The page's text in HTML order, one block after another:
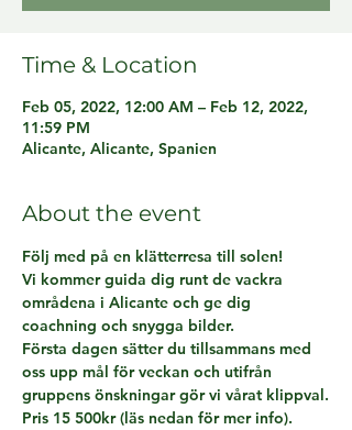
Time & Location
Feb 05, 2022, 12:00 AM – Feb 12, 2022,
11:59 PM
Alicante, Alicante, Spanien
About the event
Följ med på en klätterresa till solen!
Vi kommer guida dig runt de vackra
områdena i Alicante och ge dig
coachning och snygga bilder.
Första dagen sätter du tillsammans med
oss upp mål för veckan och utifrån
gruppens önskningar gör vi vårat klippval.
Pris 15 500kr (läs nedan för mer info).